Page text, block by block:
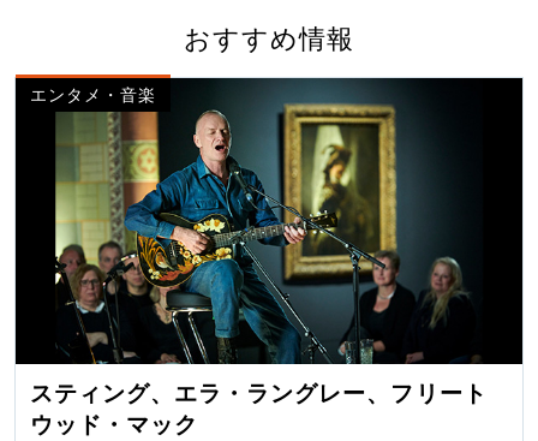
おすすめ情報
エンタメ・音楽
スティング、エラ・ラングレー、フリート
ウッド・マック